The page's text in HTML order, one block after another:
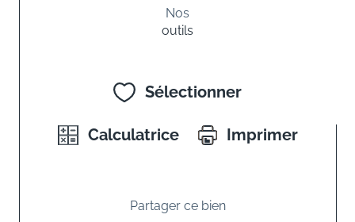
Nos
outils
Sélectionner
Calculatrice Imprimer
Partager ce bien